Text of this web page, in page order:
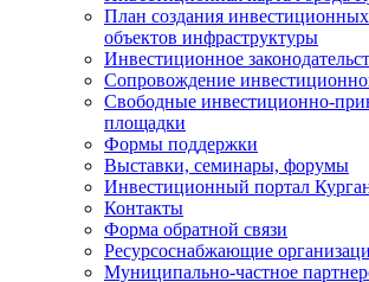
План создания
объектов инфраструктуры
Инвестиционное
Сопровождение
Свободные инвестиционно-
площадки
Формы поддержки
Выставки, семинары, форумы
Инвестиционный портал
Контакты
Форма обратной связи
Ресурсоснабжающие
Муниципально-частное